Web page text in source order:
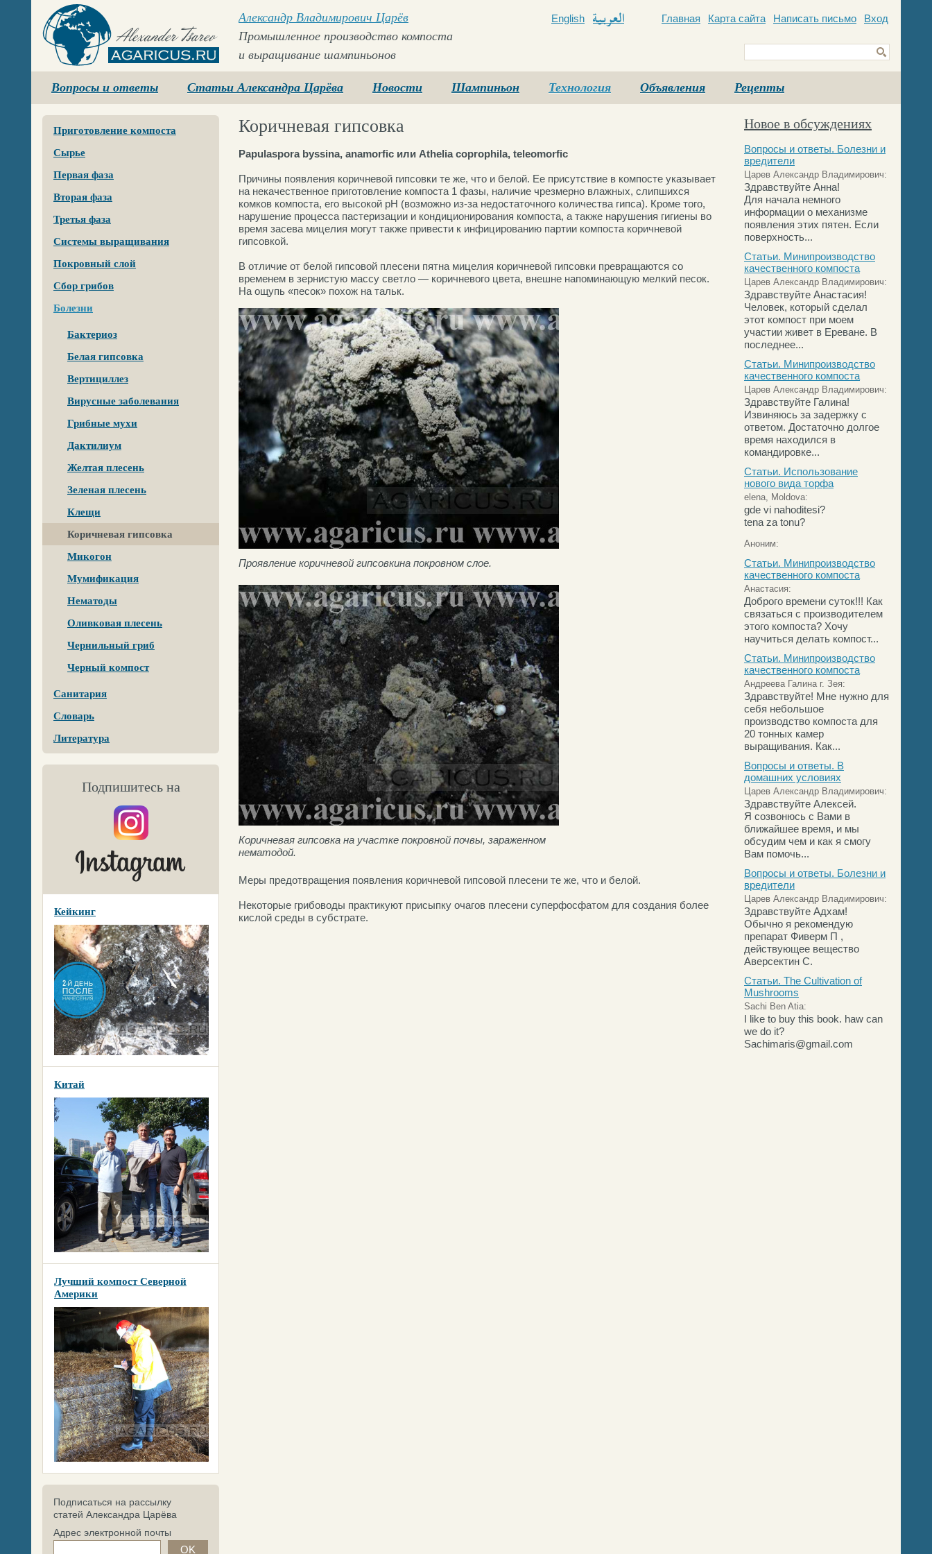
Agaricus.ru
Александр Владимирович Царёв
Промышленное производство компоста
и выращивание шампиньонов
English
Главная Карта сайта Написать письмо Вход
Вопросы и ответы Статьи Александра Царёва Новости Шампиньон Технология Объявления Рецепты
Приготовление компоста
Сырье
Первая фаза
Вторая фаза
Третья фаза
Системы выращивания
Покровный слой
Сбор грибов
Болезни
Бактериоз
Белая гипсовка
Вертициллез
Вирусные заболевания
Грибные мухи
Дактилиум
Желтая плесень
Зеленая плесень
Клещи
Коричневая гипсовка
Микогон
Мумификация
Нематоды
Оливковая плесень
Чернильный гриб
Черный компост
Санитария
Словарь
Литература
Подпишитесь на
Кейкинг
Китай
Лучший компост Северной
Америки
Подписаться на рассылку
статей Александра Царёва
Адрес электронной почты
Коричневая гипсовка
Papulaspora byssina, anamorfic или Athelia coprophila, teleomorfic
Причины появления коричневой гипсовки те же, что и белой. Ее присутствие в компосте указывает
на некачественное приготовление компоста 1 фазы, наличие чрезмерно влажных, слипшихся
комков компоста, его высокой рН (возможно из-за недостаточного количества гипса). Кроме того,
нарушение процесса пастеризации и кондиционирования компоста, а также нарушения гигиены во
время засева мицелия могут также привести к инфицированию партии компоста коричневой
гипсовкой.
В отличие от белой гипсовой плесени пятна мицелия коричневой гипсовки превращаются со
временем в зернистую массу светло — коричневого цвета, внешне напоминающую мелкий песок.
На ощупь «песок» похож на тальк.
Проявление коричневой гипсовкина покровном слое.
Коричневая гипсовка на участке покровной почвы, зараженном
нематодой.
Меры предотвращения появления коричневой гипсовой плесени те же, что и белой.
Некоторые грибоводы практикуют присыпку очагов плесени суперфосфатом для создания более
кислой среды в субстрате.
Новое в обсуждениях
Вопросы и ответы. Болезни и
вредители
Царев Александр Владимирович:
Здравствуйте Анна!
Для начала немного
информации о механизме
появления этих пятен. Если
поверхность...
Статьи. Минипроизводство
качественного компоста
Царев Александр Владимирович:
Здравствуйте Анастасия!
Человек, который сделал
этот компост при моем
участии живет в Ереване. В
последнее...
Статьи. Минипроизводство
качественного компоста
Царев Александр Владимирович:
Здравствуйте Галина!
Извиняюсь за задержку с
ответом. Достаточно долгое
время находился в
командировке...
Статьи. Использование
нового вида торфа
elena, Moldova:
gde vi nahoditesi?
tena za tonu?
Аноним:
Статьи. Минипроизводство
качественного компоста
Анастасия:
Доброго времени суток!!! Как
связаться с производителем
этого компоста? Хочу
научиться делать компост...
Статьи. Минипроизводство
качественного компоста
Андреева Галина г. Зея:
Здравствуйте! Мне нужно для
себя небольшое
производство компоста для
20 тонных камер
выращивания. Как...
Вопросы и ответы. В
домашних условиях
Царев Александр Владимирович:
Здравствуйте Алексей.
Я созвонюсь с Вами в
ближайшее время, и мы
обсудим чем и как я смогу
Вам помочь...
Вопросы и ответы. Болезни и
вредители
Царев Александр Владимирович:
Здравствуйте Адхам!
Обычно я рекомендую
препарат Фиверм П ,
действующее вещество
Аверсектин С.
Статьи. The Cultivation of
Mushrooms
Sachi Ben Atia:
I like to buy this book. haw can
we do it?
Sachimaris@gmail.com